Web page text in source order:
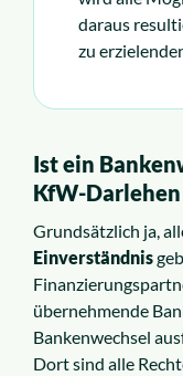
daraus
zu
Ist ein
KfW-
Grundsätzlich ja,
Einverständnis
übernehmende
Bankenwechsel
Dort sind alle